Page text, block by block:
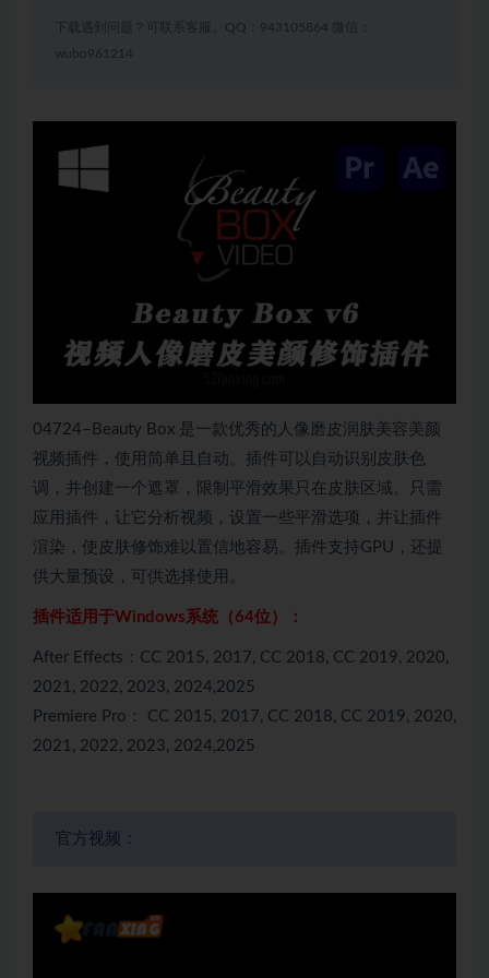
下载遇到问题？可联系客服。QQ：943105864 微信：
wubo961214
04724–Beauty Box 是一款优秀的人像磨皮润肤美容美颜
视频插件，使用简单且自动。插件可以自动识别皮肤色
调，并创建一个遮罩，限制平滑效果只在皮肤区域。只需
应用插件，让它分析视频，设置一些平滑选项，并让插件
渲染，使皮肤修饰难以置信地容易。插件支持GPU，还提
供大量预设，可供选择使用。
插件适用于Windows系统（64位）：
After Effects：CC 2015, 2017, CC 2018, CC 2019, 2020,
2021, 2022, 2023, 2024,2025
Premiere Pro： CC 2015, 2017, CC 2018, CC 2019, 2020,
2021, 2022, 2023, 2024,2025
官方视频：